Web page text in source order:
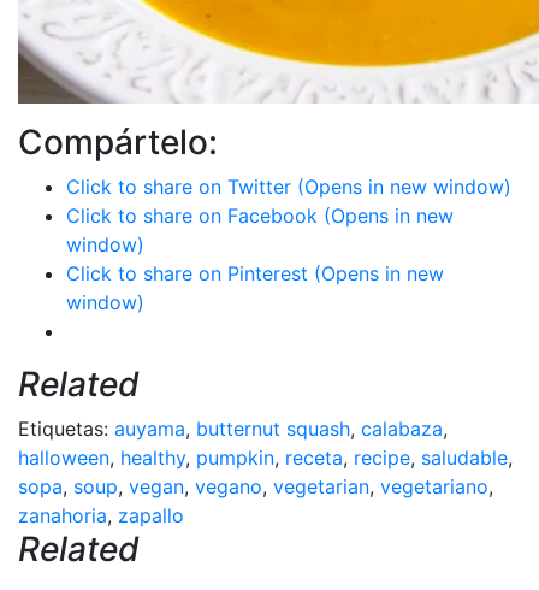
Compártelo:
Click to share on Twitter (Opens in new window)
Click to share on Facebook (Opens in new
window)
Click to share on Pinterest (Opens in new
window)
Related
Etiquetas: auyama, butternut squash, calabaza,
halloween, healthy, pumpkin, receta, recipe, saludable,
sopa, soup, vegan, vegano, vegetarian, vegetariano,
zanahoria, zapallo
Related